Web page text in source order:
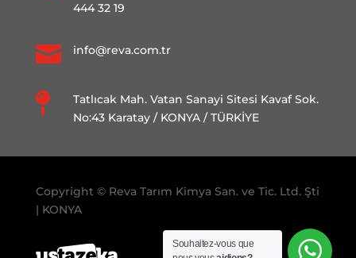
444 32 19
 info@reva.com.tr

Tatlıcak Mah. Vatan Sanayi Sitesi Kavaf Sok.
No:43 Karatay / KONYA / TÜRKİYE
Copyright © Reva Tarım Kimya San. ve Tic. Ltd. Şti
| KONYA
Souhaitez-vous que